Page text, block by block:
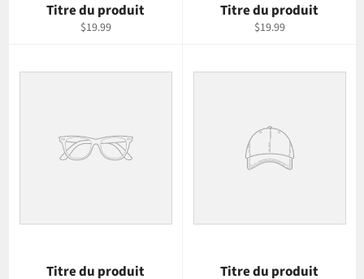
Titre du produit
$19.99
Titre du produit
$19.99
Titre du produit Titre du produit